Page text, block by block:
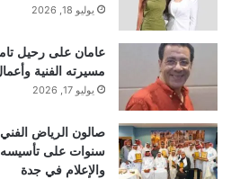
يوليو 18, 2026
عامان على رحيل
مسيرته الفنية
يوليو 17, 2026
سنوات على تأسيسه
والإعلام في جدة